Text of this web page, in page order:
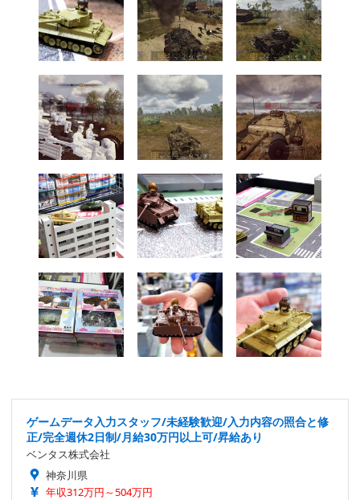
ゲームデータ入力スタッフ/未経験歓迎/入力内容の照合と修
正/完全週休2日制/月給30万円以上可/昇給あり
ベンタス株式会社
神奈川県
年収312万円～504万円